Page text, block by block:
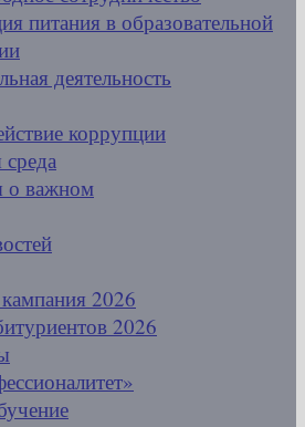
питания в образовательной
деятельность
коррупции
о важном
2026
2026